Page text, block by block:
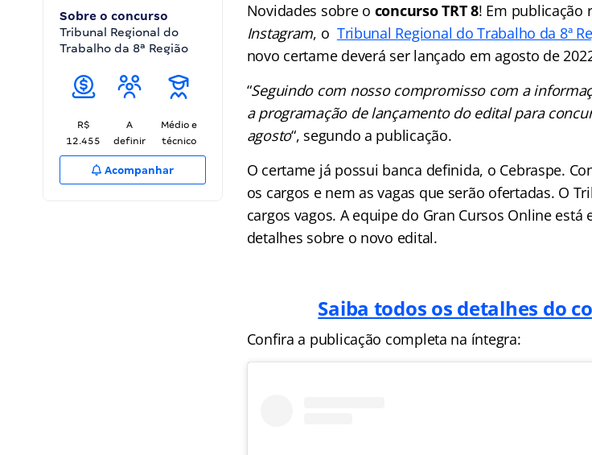
Sobre o concurso
Tribunal Regional do
Trabalho da 8ª Região
R$
12.455
A
definir
Médio e
técnico
Acompanhar
Novidades sobre o concurso TRT 8! Em publicação
Instagram, o Tribunal Regional do Trabalho da 8ª
novo certame deverá ser lançado em agosto de
“Seguindo com nosso compromisso com a
a programação de lançamento do edital para
agosto“, segundo a publicação.
O certame já possui banca definida, o Cebraspe.
os cargos e nem as vagas que serão ofertadas. O
cargos vagos. A equipe do Gran Cursos Online
detalhes sobre o novo edital.
Saiba todos os detalhes do
Confira a publicação completa na íntegra: